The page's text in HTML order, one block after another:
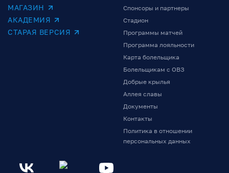
МАГАЗИН
АКАДЕМИЯ
СТАРАЯ ВЕРСИЯ
Спонсоры и партнеры
Стадион
Программы матчей
Программа лояльности
Карта болельщика
Болельщикам с ОВЗ
Добрые крылья
Аллея славы
Документы
Контакты
Политика в отношении
персональных данных